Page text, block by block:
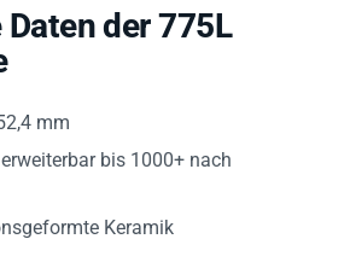
der 775L
mm
bis 1000+ nach
Keramik